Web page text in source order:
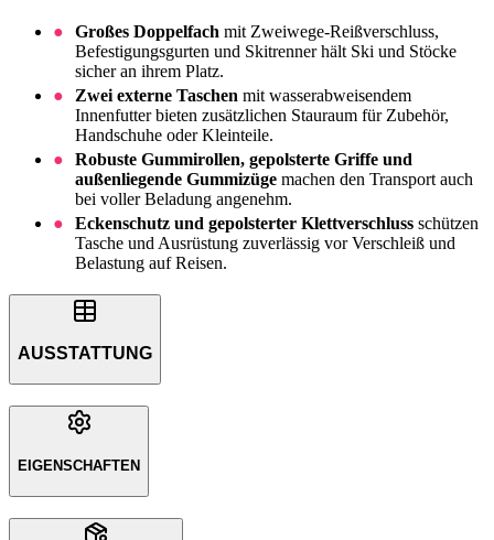
Großes Doppelfach mit Zweiwege-Reißverschluss,
Befestigungsgurten und Skitrenner hält Ski und Stöcke
sicher an ihrem Platz.
Zwei externe Taschen mit wasserabweisendem
Innenfutter bieten zusätzlichen Stauraum für Zubehör,
Handschuhe oder Kleinteile.
Robuste Gummirollen, gepolsterte Griffe und
außenliegende Gummizüge machen den Transport auch
bei voller Beladung angenehm.
Eckenschutz und gepolsterter Klettverschluss schützen
Tasche und Ausrüstung zuverlässig vor Verschleiß und
Belastung auf Reisen.
AUSSTATTUNG
EIGENSCHAFTEN